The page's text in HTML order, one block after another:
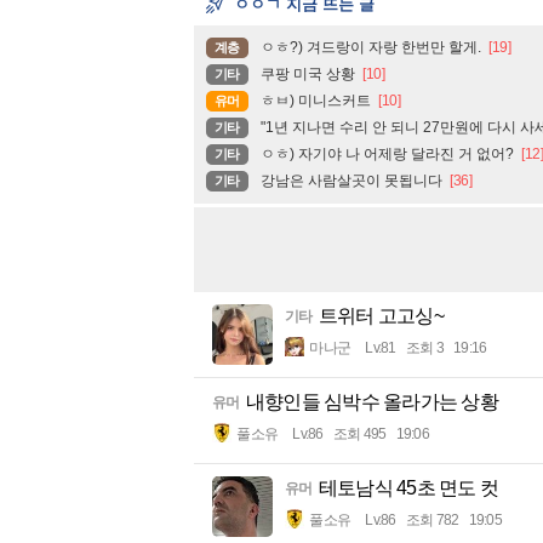
ㅇㅇㄱ 지금 뜨는 글
계층 ㅇㅎ?) 겨드랑이 자랑 한번만 할게. [19]
기타 쿠팡 미국 상황 [10]
유머 ㅎㅂ) 미니스커트 [10]
기타 "1년 지나면 수리 안 되니 27만원에 다시 사
기타 ㅇㅎ) 자기야 나 어제랑 달라진 거 없어? [12]
기타 강남은 사람살곳이 못됩니다 [36]
기타 트위터 고고싱~
마나군 Lv.81 조회 3 19:16
유머 내향인들 심박수 올라가는 상황
풀소유 Lv.86 조회 495 19:06
유머 테토남식 45초 면도 컷
풀소유 Lv.86 조회 782 19:05